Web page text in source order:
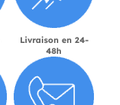
Livraison en 24-
48h